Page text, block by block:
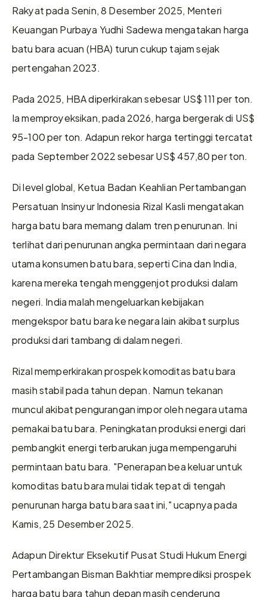
Rakyat pada Senin, 8 Desember 2025, Menteri
Keuangan Purbaya Yudhi Sadewa mengatakan harga
batu bara acuan (HBA) turun cukup tajam sejak
pertengahan 2023.
Pada 2025, HBA diperkirakan sebesar US$ 111 per ton.
Ia memproyeksikan, pada 2026, harga bergerak di US$
95-100 per ton. Adapun rekor harga tertinggi tercatat
pada September 2022 sebesar US$ 457,80 per ton.
Di level global, Ketua Badan Keahlian Pertambangan
Persatuan Insinyur Indonesia Rizal Kasli mengatakan
harga batu bara memang dalam tren penurunan. Ini
terlihat dari penurunan angka permintaan dari negara
utama konsumen batu bara, seperti Cina dan India,
karena mereka tengah menggenjot produksi dalam
negeri. India malah mengeluarkan kebijakan
mengekspor batu bara ke negara lain akibat surplus
produksi dari tambang di dalam negeri.
Rizal memperkirakan prospek komoditas batu bara
masih stabil pada tahun depan. Namun tekanan
muncul akibat pengurangan impor oleh negara utama
pemakai batu bara. Peningkatan produksi energi dari
pembangkit energi terbarukan juga mempengaruhi
permintaan batu bara. "Penerapan bea keluar untuk
komoditas batu bara mulai tidak tepat di tengah
penurunan harga batu bara saat ini," ucapnya pada
Kamis, 25 Desember 2025.
Adapun Direktur Eksekutif Pusat Studi Hukum Energi
Pertambangan Bisman Bakhtiar memprediksi prospek
harga batu bara tahun depan masih cenderung